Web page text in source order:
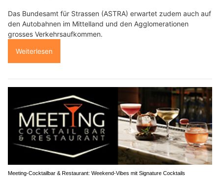
Das Bundesamt für Strassen (ASTRA) erwartet zudem auch auf
den Autobahnen im Mittelland und den Agglomerationen
grosses Verkehrsaufkommen.
Weiterlesen
Meeting-Cocktailbar & Restaurant: Weekend-Vibes mit Signature Cocktails